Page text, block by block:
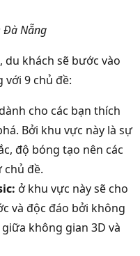
Đà Nẵng
du khách sẽ bước vào
9 chủ đề:
cho các bạn thích
Bởi khu vực này là sự
độ bóng tạo nên các
đề.
ở khu vực này sẽ cho
và độc đáo bởi không
không gian 3D và